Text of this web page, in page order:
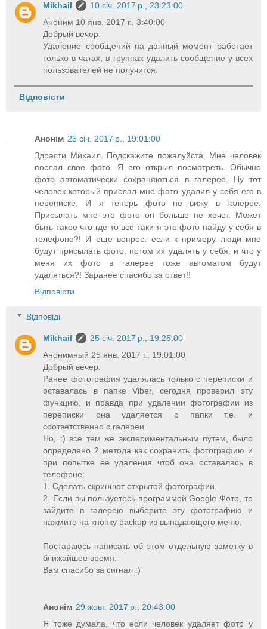
Mikhail
10 січ. 2017 р., 23:23:00
Аноним 10 янв. 2017 г., 3:40:00
Добрый вечер.
Удаление сообщений на данный момент работает
только в чатах, в группах удалить сообщение у всех
пользователей не получится.
Відповісти
Анонім 25 січ. 2017 р., 19:01:00
Здрасти Михаил. Подскажите пожалуйста. Мне человек
послал свое фото. Я его открыл посмотреть. Обычно
фото автоматически сохраняються в галерее. Ну тот
человек который прислал мне фото удалил у себя его в
переписке. И я теперь фото не вижу в галерее.
Присылать мне это фото он больше не хочет. Может
быть такое что где то все таки я это фото найду у себя в
телефоне?! И еще вопрос: если к примеру люди мне
будут присылать фото, потом их удалять у себя, и что у
меня их фото в галерее тоже автоматом будут
удаляться?! Заранее спасибо за ответ!!
Відповісти
Відповіді
Mikhail
25 січ. 2017 р., 19:25:00
Анонимный 25 янв. 2017 г., 19:01:00
Добрый вечер.
Ранее фотография удалялась только с переписки и
оставалась в папке Viber, сегодня проверил эту
функцию, и правда при удалении фотографии из
переписки она удаляется с папки т.е. и
соответственно с галереи.
Но, :) все тем же экспериментальным путем, было
определено 2 метода как сохранить фотографию и
при попытке ее удаления чтоб она оставалась в
телефоне:
1. Сделать скриншот открытой фотографии.
2. Если вы пользуетесь программой Google Фото, то
зайдите в галерею выберите эту фотографию и
нажмите на кнопку backup из выпадающего меню.
Постараюсь написать об этом отдельную заметку в
ближайшее время.
Вам спасибо за сигнал :)
Анонім 29 жовт. 2017 р., 20:43:00
Я тоже думала, что если человек удаляет фото у